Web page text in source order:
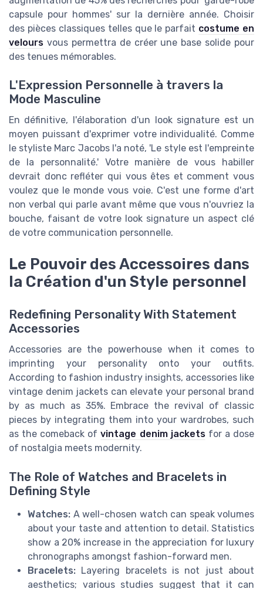
capsule pour hommes' sur la dernière année. Choisir
des pièces classiques telles que le parfait costume en
velours vous permettra de créer une base solide pour
des tenues mémorables.
L'Expression Personnelle à travers la
Mode Masculine
En définitive, l'élaboration d'un look signature est un
moyen puissant d'exprimer votre individualité. Comme
le styliste Marc Jacobs l'a noté, 'Le style est l'empreinte
de la personnalité.' Votre manière de vous habiller
devrait donc refléter qui vous êtes et comment vous
voulez que le monde vous voie. C'est une forme d'art
non verbal qui parle avant même que vous n'ouvriez la
bouche, faisant de votre look signature un aspect clé
de votre communication personnelle.
Le Pouvoir des Accessoires dans
la Création d'un Style personnel
Redefining Personality With Statement
Accessories
Accessories are the powerhouse when it comes to
imprinting your personality onto your outfits.
According to fashion industry insights, accessories like
vintage denim jackets can elevate your personal brand
by as much as 35%. Embrace the revival of classic
pieces by integrating them into your wardrobes, such
as the comeback ofvintage denim jacketsfor a dose
of nostalgia meets modernity.
The Role of Watches and Bracelets in
Defining Style
Watches: A well-chosen watch can speak volumes
about your taste and attention to detail. Statistics
show a 20% increase in the appreciation for luxury
chronographs amongst fashion-forward men.
Bracelets: Layering bracelets is not just about
aesthetics; various studies suggest that it can